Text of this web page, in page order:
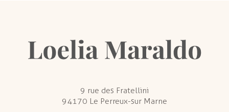
9 rue des Fratellini
94170 Le Perreux-sur Marne